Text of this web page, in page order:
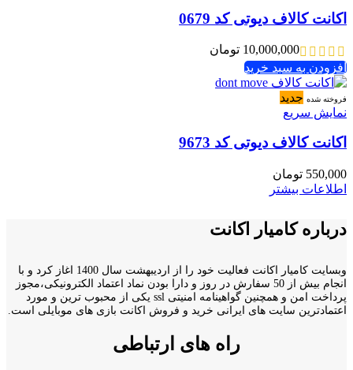
اکانت کالاف دیوتی کد 0679
10,000,000 تومان
افزودن به سبد خرید
فروخته شده جدید
نمایش سریع
اکانت کالاف دیوتی کد 9673
550,000 تومان
اطلاعات بیشتر
درباره کامیار اکانت
وبسایت کامیار اکانت فعالیت خود را از اردیبهشت سال 1400 اغاز کرد و با
انجام بیش از 50 سفارش در روز و دارا بودن نماد اعتماد الکترونیکی،مجوز
پرداخت امن و همچنین گواهینامه امنیتی ssl یکی از محبوب ترین و مورد
اعتمادترین سایت های ایرانی خرید و فروش اکانت بازی های موبایلی است.
راه های ارتباطی